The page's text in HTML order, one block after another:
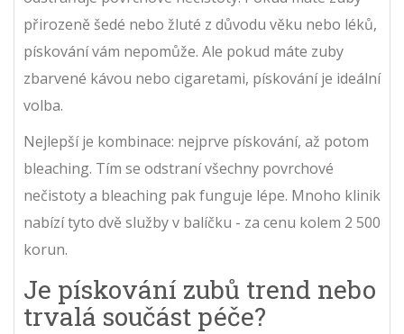
přirozeně šedé nebo žluté z důvodu věku nebo léků,
pískování vám nepomůže. Ale pokud máte zuby
zbarvené kávou nebo cigaretami, pískování je ideální
volba.
Nejlepší je kombinace: nejprve pískování, až potom
bleaching. Tím se odstraní všechny povrchové
nečistoty a bleaching pak funguje lépe. Mnoho klinik
nabízí tyto dvě služby v balíčku - za cenu kolem 2 500
korun.
Je pískování zubů trend nebo
trvalá součást péče?